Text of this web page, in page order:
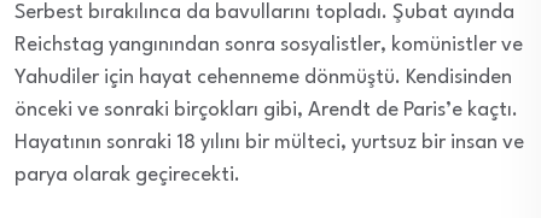
Serbest bırakılınca da bavullarını topladı. Şubat ayında
Reichstag yangınından sonra sosyalistler, komünistler ve
Yahudiler için hayat cehenneme dönmüştü. Kendisinden
önceki ve sonraki birçokları gibi, Arendt de Paris’e kaçtı.
Hayatının sonraki 18 yılını bir mülteci, yurtsuz bir insan ve
parya olarak geçirecekti.